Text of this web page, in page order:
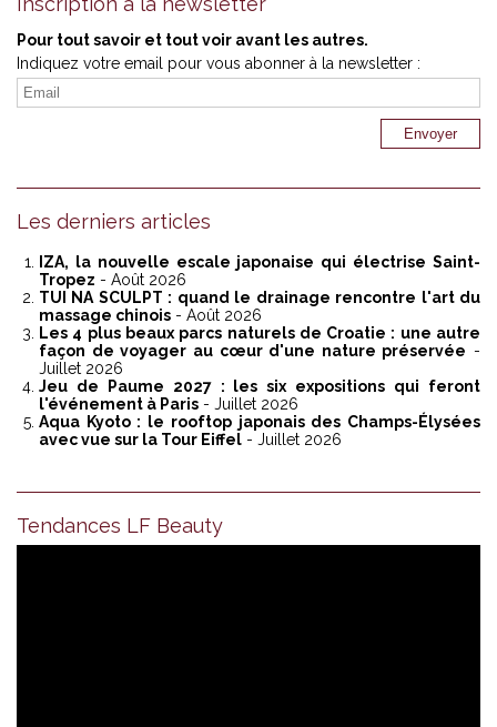
Pour tout savoir et tout voir avant les autres.
Indiquez votre email pour vous abonner à la newsletter :
Les derniers articles
IZA, la nouvelle escale japonaise qui électrise Saint-
Tropez - Août 2026
TUI NA SCULPT : quand le drainage rencontre l'art du
massage chinois - Août 2026
Les 4 plus beaux parcs naturels de Croatie : une autre
façon de voyager au cœur d'une nature préservée -
Juillet 2026
Jeu de Paume 2027 : les six expositions qui feront
l'événement à Paris - Juillet 2026
Aqua Kyoto : le rooftop japonais des Champs-Élysées
avec vue sur la Tour Eiffel - Juillet 2026
Tendances LF Beauty